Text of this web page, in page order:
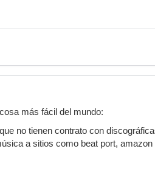
más fácil del mundo:
no tienen contrato con
a sitios como beat port, amazon